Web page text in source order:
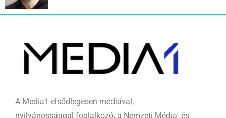
A Media1 elsődlegesen médiával,
nyilvánossággal foglalkozó, a Nemzeti Média- és